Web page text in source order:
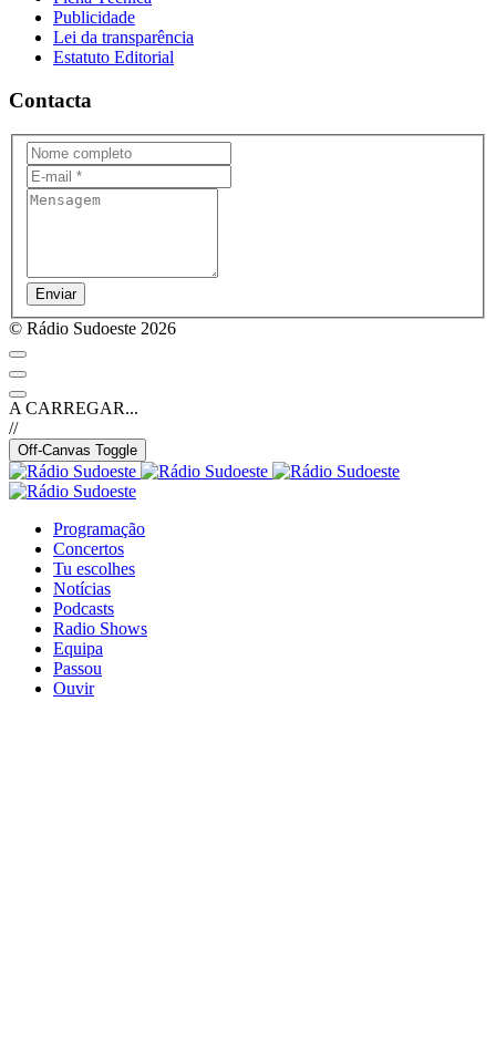
Publicidade
Lei da transparência
Estatuto Editorial
Contacta
Enviar
© Rádio Sudoeste 2026
A CARREGAR...
//
Off-Canvas Toggle
Programação
Concertos
Tu escolhes
Notícias
Podcasts
Radio Shows
Equipa
Passou
Ouvir